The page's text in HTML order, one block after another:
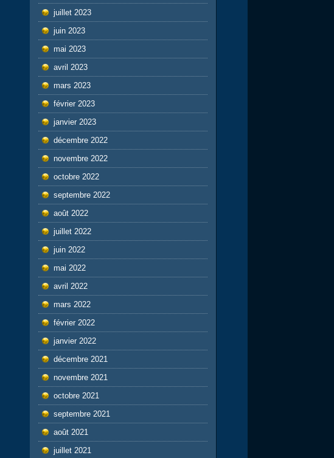
juillet 2023
juin 2023
mai 2023
avril 2023
mars 2023
février 2023
janvier 2023
décembre 2022
novembre 2022
octobre 2022
septembre 2022
août 2022
juillet 2022
juin 2022
mai 2022
avril 2022
mars 2022
février 2022
janvier 2022
décembre 2021
novembre 2021
octobre 2021
septembre 2021
août 2021
juillet 2021